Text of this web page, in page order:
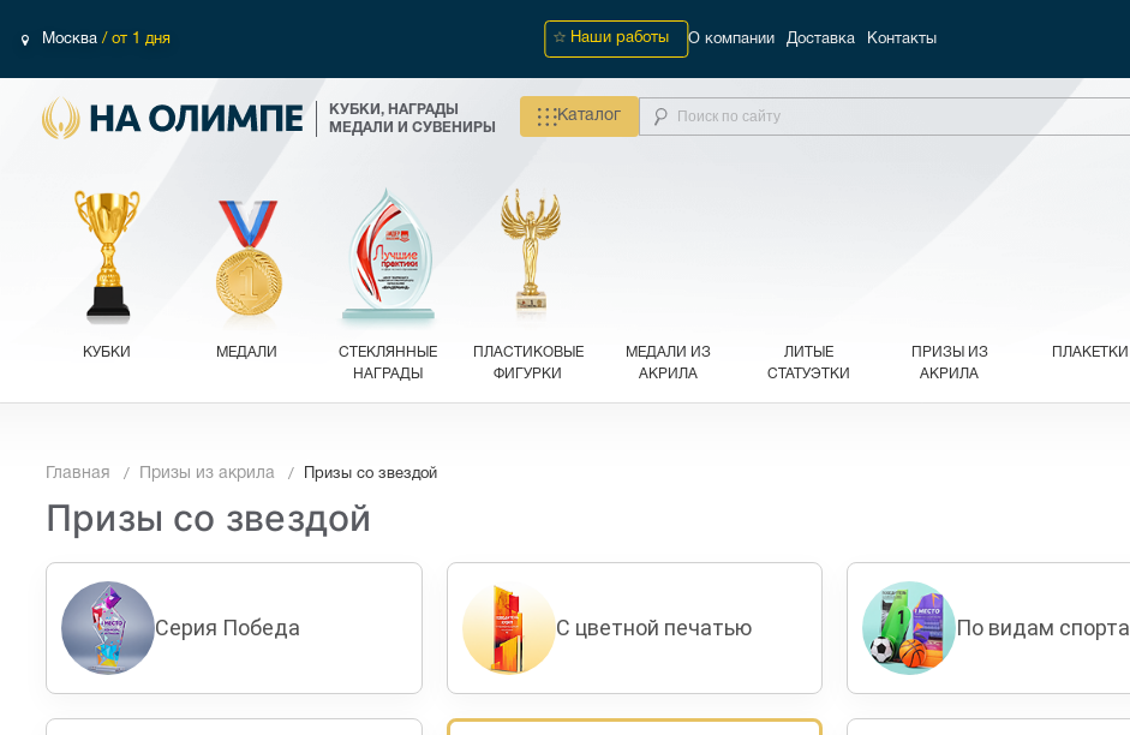
Москва / от 1 дня Наши работы О компании Доставка Контакты
КУБКИ, НАГРАДЫ
МЕДАЛИ И СУВЕНИРЫ
Каталог
КУБКИ МЕДАЛИ
СТЕКЛЯННЫЕ
НАГРАДЫ
ПЛАСТИКОВЫЕ
ФИГУРКИ
МЕДАЛИ ИЗ
АКРИЛА
ЛИТЫЕ
СТАТУЭТКИ
ПРИЗЫ ИЗ
АКРИЛА
ПЛАКЕТКИ
Главная Призы из акрила Призы со звездой
Призы со звездой
Серия Победа С цветной печатью По видам спорта